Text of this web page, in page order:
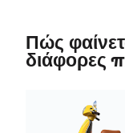
Πώς
διάφορες